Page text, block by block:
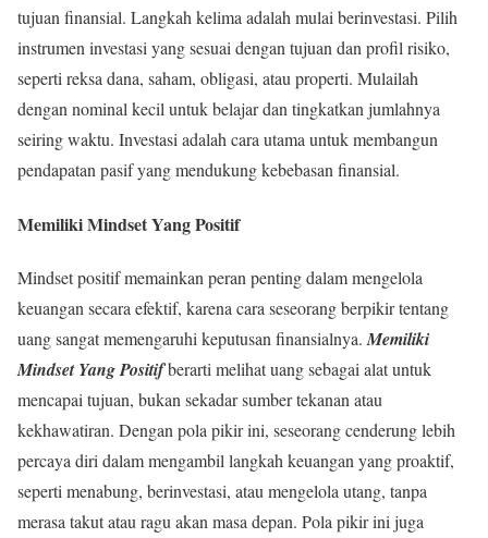
tujuan finansial. Langkah kelima adalah mulai berinvestasi. Pilih
instrumen investasi yang sesuai dengan tujuan dan profil risiko,
seperti reksa dana, saham, obligasi, atau properti. Mulailah
dengan nominal kecil untuk belajar dan tingkatkan jumlahnya
seiring waktu. Investasi adalah cara utama untuk membangun
pendapatan pasif yang mendukung kebebasan finansial.
Memiliki Mindset Yang Positif
Mindset positif memainkan peran penting dalam mengelola
keuangan secara efektif, karena cara seseorang berpikir tentang
uang sangat memengaruhi keputusan finansialnya. Memiliki
Mindset Yang Positifberarti melihat uang sebagai alat untuk
mencapai tujuan, bukan sekadar sumber tekanan atau
kekhawatiran. Dengan pola pikir ini, seseorang cenderung lebih
percaya diri dalam mengambil langkah keuangan yang proaktif,
seperti menabung, berinvestasi, atau mengelola utang, tanpa
merasa takut atau ragu akan masa depan. Pola pikir ini juga